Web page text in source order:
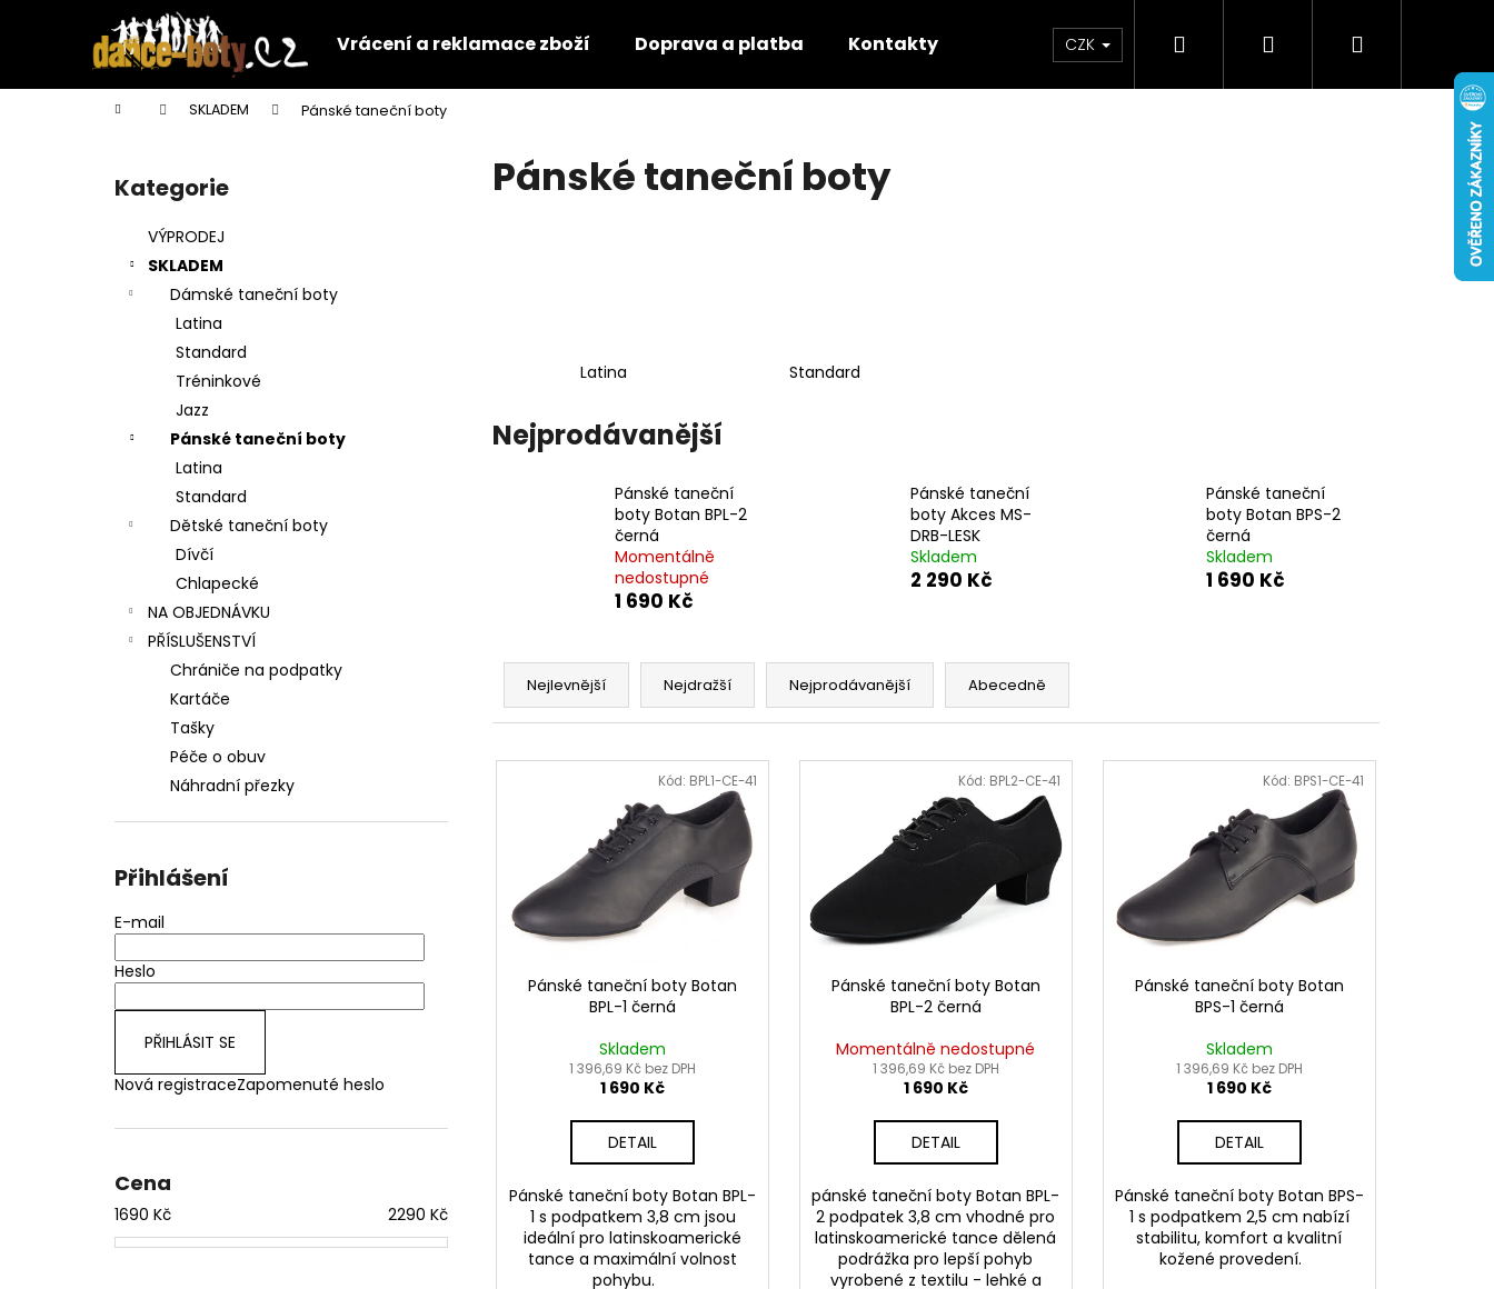
Vrácení a reklamace zboží Doprava a platba Kontakty Obchodní podmínky Záruka Napište nám
CZK Hledat PřihlášeníNákupní
Domů SKLADEM Pánské taneční boty
Přeskočit
kategorie
Kategorie
VÝPRODEJ
SKLADEM
Dámské taneční boty
Latina
Standard
Tréninkové
Jazz
Pánské taneční boty
Latina
Standard
Dětské taneční boty
Dívčí
Chlapecké
NA OBJEDNÁVKU
PŘÍSLUŠENSTVÍ
Chrániče na podpatky
Kartáče
Tašky
Péče o obuv
Náhradní přezky
Přihlášení
E-mail
Heslo
PŘIHLÁSIT SE
Nová registraceZapomenuté heslo
Cena
1690 Kč 2290 Kč
Pánské taneční boty
Latina Standard
Nejprodávanější
Pánské taneční
boty Botan BPL-2
černá
Momentálně
nedostupné
1 690 Kč
Pánské taneční
boty Akces MS-
DRB-LESK
Skladem
2 290 Kč
Pánské taneční
boty Botan BPS-2
černá
Skladem
1 690 Kč
Ř
z
Nejlevnější Nejdražší Nejprodávanější Abecedně
V
Pánské taneční boty Botan
BPL-1 černá
Skladem
1 396,69 Kč bez DPH
1 690 Kč
DETAIL
Pánské taneční boty Botan BPL-
1 s podpatkem 3,8 cm jsou
ideální pro latinskoamerické
tance a maximální volnost
pohybu.
Kód: BPL1-CE-41
Pánské taneční boty Botan
BPL-2 černá
Momentálně nedostupné
1 396,69 Kč bez DPH
1 690 Kč
DETAIL
pánské taneční boty Botan BPL-
2 podpatek 3,8 cm vhodné pro
latinskoamerické tance dělená
podrážka pro lepší pohyb
vyrobené z textilu - lehké a
Kód: BPL2-CE-41
Pánské taneční boty Botan
BPS-1 černá
Skladem
1 396,69 Kč bez DPH
1 690 Kč
DETAIL
Pánské taneční boty Botan BPS-
1 s podpatkem 2,5 cm nabízí
stabilitu, komfort a kvalitní
kožené provedení.
Kód: BPS1-CE-41
í
Zpět
do
Zpět
do
HLEDAT